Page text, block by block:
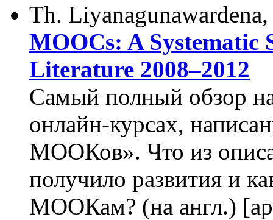
Th.
MOOCs: A Systematic
Literature 2008–2012
Самый полный обзор
онлайн-курсах,
МООКов». Что из
получило развития и
МООКам? (на англ.)